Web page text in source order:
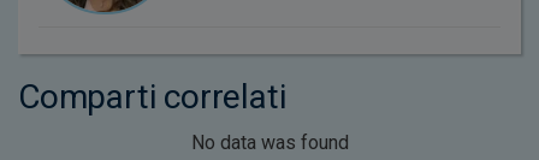
Comparti correlati
No data was found